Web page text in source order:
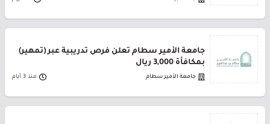
جامعة الأمير سطام تعلن فرص تدريبية عبر (تمهير)
بمكافأة 3,000 ريال
جامعة الأمير سطام منذ 3 أيام